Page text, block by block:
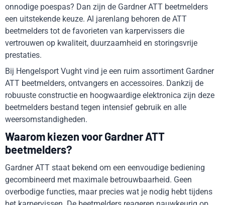
onnodige poespas? Dan zijn de Gardner ATT beetmelders
een uitstekende keuze. Al jarenlang behoren de ATT
beetmelders tot de favorieten van karpervissers die
vertrouwen op kwaliteit, duurzaamheid en storingsvrije
prestaties.
Bij Hengelsport Vught vind je een ruim assortiment Gardner
ATT beetmelders, ontvangers en accessoires. Dankzij de
robuuste constructie en hoogwaardige elektronica zijn deze
beetmelders bestand tegen intensief gebruik en alle
weersomstandigheden.
Waarom kiezen voor Gardner ATT
beetmelders?
Gardner ATT staat bekend om een eenvoudige bediening
gecombineerd met maximale betrouwbaarheid. Geen
overbodige functies, maar precies wat je nodig hebt tijdens